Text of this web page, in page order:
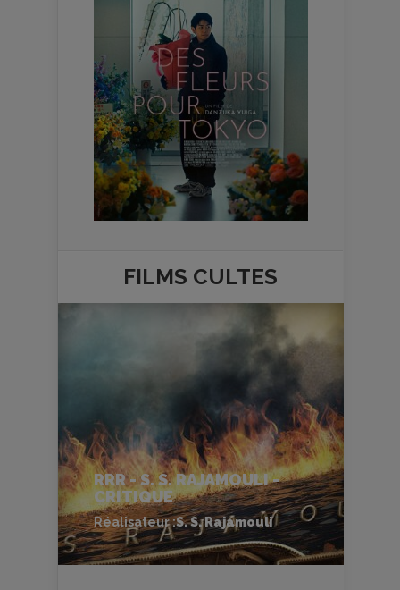
FILMS CULTES
RRR - S. S. RAJAMOULI -
CRITIQUE
Réalisateur :S. S. Rajamouli